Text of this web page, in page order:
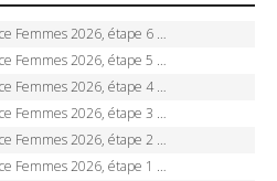
6 – Kim Le Court-Pienaar gagne à Tournon, Reusser en jaune
Demi Vollering gagne à Belleville, Reusser en jaune, Ferrand-Prévot coule
4 – Marlen Reusser écrase le chrono, Ferrand-Prévot en crise
3 – Sigrid Haugset en solitaire, 88 km d’échappée, maillot jaune
2 – Lorena Wiebes doublé à Genève, Markus héroïque, 7e record
1 – Lorena Wiebes intouchable à Lausanne, premier maillot jaune